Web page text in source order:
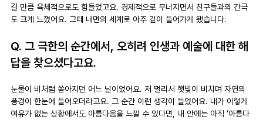
길 만큼 육체적으로도 힘들었고요. 경제적으로 무너지면서 친구들과의 간극
도 크게 느꼈어요. 그때 내면의 세계로 아주 깊이 들어가게 됐습니다.
Q. 그 극한의 순간에서, 오히려 인생과 예술에 대한 해
답을 찾으셨다고요.
눈물이 비처럼 쏟아지던 어느 날이었어요. 저 멀리서 햇빛이 비치며 자연의
풍경이 한눈에 들어오더라고요. 그 순간 이런 생각이 들었어요. 내가 이렇게
여유가 없는 상황에서도 아름다움을 느낄 수 있다면, 내 안에는 아직 ‘아름다